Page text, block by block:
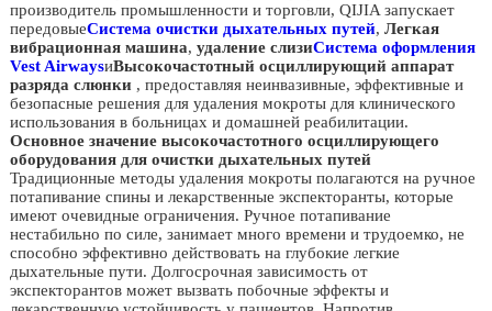
производитель промышленности и торговли, QIJIA запускает
передовыеСистема очистки дыхательных путей, Легкая
вибрационная машина, удаление слизиСистема оформления
Vest AirwaysиВысокочастотный осциллирующий аппарат
разряда слюнки, предоставляя неинвазивные, эффективные и
безопасные решения для удаления мокроты для клинического
использования в больницах и домашней реабилитации.
Основное значение высокочастотного осциллирующего
оборудования для очистки дыхательных путей
Традиционные методы удаления мокроты полагаются на ручное
потапивание спины и лекарственные экспекторанты, которые
имеют очевидные ограничения. Ручное потапивание
нестабильно по силе, занимает много времени и трудоемко, не
способно эффективно действовать на глубокие легкие
дыхательные пути. Долгосрочная зависимость от
экспекторантов может вызвать побочные эффекты и